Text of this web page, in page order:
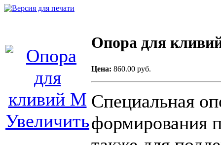
Увеличить
Опора для
Цена: 860.00 руб.
Специальная
формирования